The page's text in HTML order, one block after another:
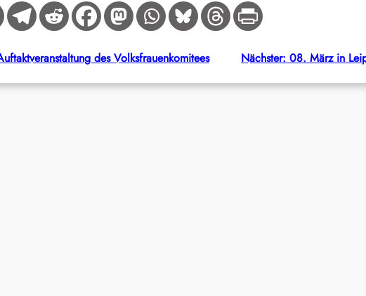
des Volksfrauenkomitees Nächster: 08. März in